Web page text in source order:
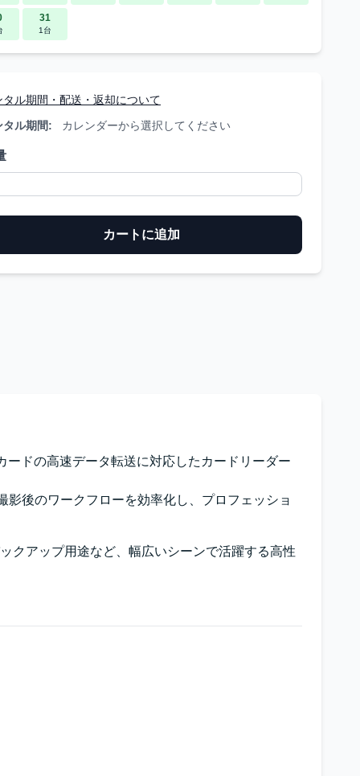
31
1台
タル期間・配送・返却について
タル期間:
カレンダーから選択してください
カートに追加
ードの高速データ転送に対応したカードリーダー
後のワークフローを効率化し、プロフェッショ
クアップ用途など、幅広いシーンで活躍する高性